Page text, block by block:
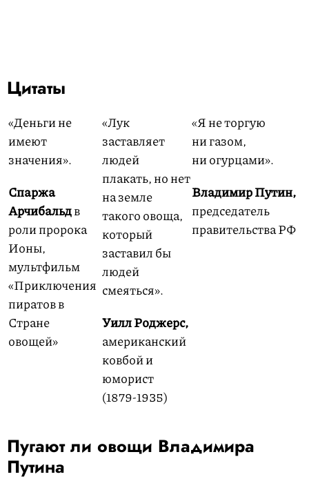
Цитаты
«Деньги не
имеют
значения».
Спаржа
Арчибальдв
роли пророка
Ионы,
мультфильм
«Приключения
пиратов в
Стране
овощей»
«Лук
заставляет
людей
плакать, но нет
на земле
такого овоща,
который
заставил бы
людей
смеяться».
Уилл Роджерс,
американский
ковбой и
юморист
(1879-1935)
«Я не торгую
ни газом,
ни огурцами».
Владимир Путин,
председатель
правительства РФ
Пугают ли овощи Владимира
Путина